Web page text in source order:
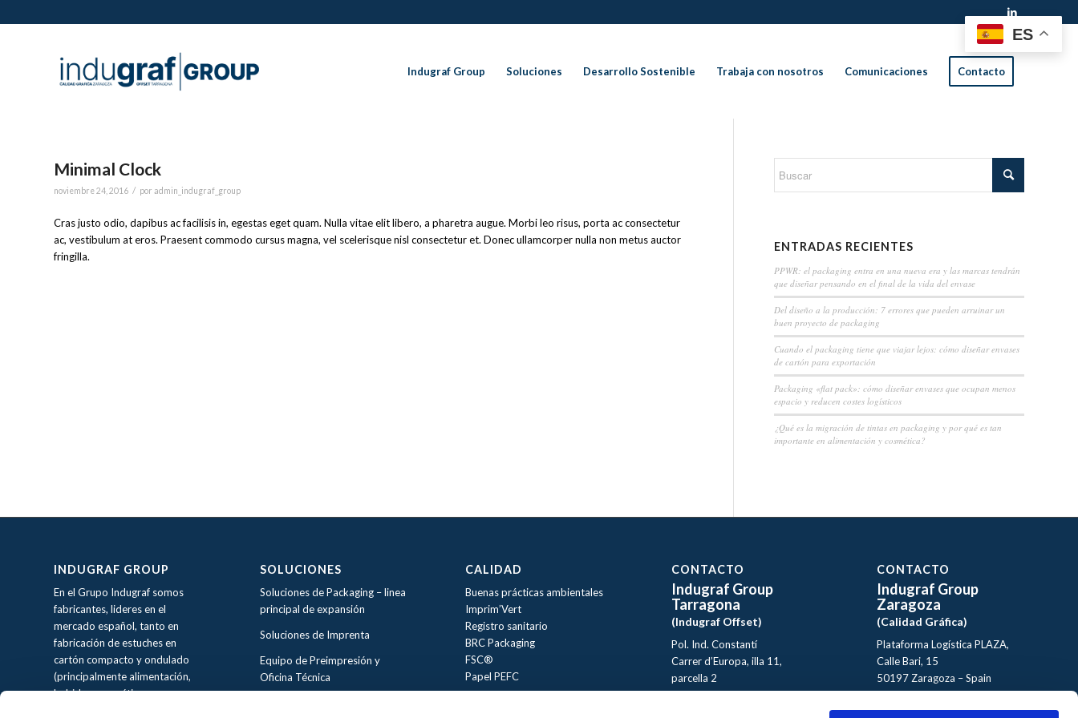
Indugraf Group Soluciones Desarrollo Sostenible Trabaja con nosotros Comunicaciones Contacto
Minimal Clock
noviembre 24, 2016 / por admin_indugraf_group
Cras justo odio, dapibus ac facilisis in, egestas eget quam. Nulla vitae elit libero, a pharetra augue. Morbi leo risus, porta ac consectetur
ac, vestibulum at eros. Praesent commodo cursus magna, vel scelerisque nisl consectetur et. Donec ullamcorper nulla non metus auctor
fringilla.
ENTRADAS RECIENTES
PPWR: el packaging entra en una nueva era y las marcas tendrán
que diseñar pensando en el final de la vida del envase
Del diseño a la producción: 7 errores que pueden arruinar un
buen proyecto de packaging
Cuando el packaging tiene que viajar lejos: cómo diseñar envases
de cartón para exportación
Packaging «flat pack»: cómo diseñar envases que ocupan menos
espacio y reducen costes logísticos
¿Qué es la migración de tintas en packaging y por qué es tan
importante en alimentación y cosmética?
INDUGRAF GROUP
En el Grupo Indugraf somos
fabricantes, lideres en el
mercado español, tanto en
fabricación de estuches en
cartón compacto y ondulado
(principalmente alimentación,
bebidas, cosmética y
SOLUCIONES
Soluciones de Packaging –linea
principal de expansión
Soluciones de Imprenta
Equipo de Preimpresión y
Oficina Técnica
CALIDAD
Buenas prácticas ambientales
Imprim’Vert
Registro sanitario
BRC Packaging
FSC®
Papel PEFC
CONTACTO
Indugraf Group
Tarragona
(Indugraf Offset)
Pol. Ind. Constantí
Carrer d’Europa, illa 11,
parcella 2
43120, Tarragona
CONTACTO
Indugraf Group
Zaragoza
(Calidad Gráfica)
Plataforma Logística PLAZA,
Calle Bari, 15
50197 Zaragoza – Spain
ES